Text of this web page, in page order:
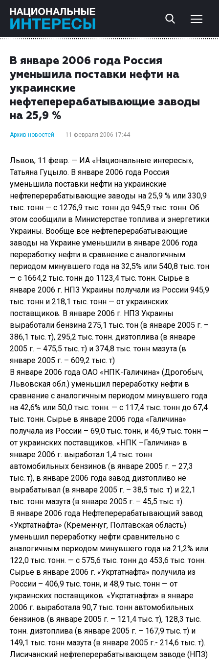
В январе 2006 года Россия
уменьшила поставки нефти на
украинские
нефтеперерабатывающие заводы
на 25,9 %
Архив новостей 11 февраля 2006 17:44
Львов, 11 февр. — ИА «Национальные интересы»,
Татьяна Гуцыло. В январе 2006 года Россия
уменьшила поставки нефти на украинские
нефтеперерабатывающие заводы на 25,9 % или 330,9
тыс. тонн — с 1276,9 тыс. тонн до 945,9 тыс. тонн. Об
этом сообщили в Министерстве топлива и энергетики
Украины. Вообще все нефтеперерабатывающие
заводы на Украине уменьшили в январе 2006 года
переработку нефти в сравнение с аналогичным
периодом минувшего года на 32,5% или 540,8 тыс. тон
— с 1664,2 тыс. тонн до 1123,4 тыс. тонн. Сырье в
январе 2006 г. НПЗ Украины получали из России 945,9
тыс. тонн и 218,1 тыс. тонн — от украинских
поставщиков. В январе 2006 г. НПЗ Украины
выработали бензина 275,1 тыс. тон (в январе 2005 г. –
386,1 тыс. т), 295,2 тыс. тонн. дизтоплива (в январе
2005 г. – 475,5 тыс. т) и 374,8 тыс. тонн мазута (в
январе 2005 г. – 609,2 тыс. т)
В январе 2006 года ОАО «НПК-Галичина» (Дрогобыч,
Львовская обл.) уменьшил переработку нефти в
сравнение с аналогичным периодом минувшего года
на 42,6% или 50,0 тыс. тонн. — с 117,4 тыс. тонн до 67,4
тыс. тонн. Сырье в январе 2006 года «Галичина»
получала из России – 69,0 тыс. тонн, и 46,9 тыс. тонн —
от украинских поставщиков. «НПК –Галичина» в
январе 2006 г. выработал 1,4 тыс. тонн
автомобильных бензинов (в январе 2005 г. – 27,3
тыс. т), в январе 2006 года завод дизтопливо не
вырабатывал (в январе 2005 г. – 38,5 тыс. т) и 22,1
тыс. тонн мазута (в январе 2005 г. – 45,5 тыс. т).
В январе 2006 года Нефтеперерабатывающий завод
«Укртатнафта» (Кременчуг, Полтавская область)
уменьшил переработку нефти сравнительно с
аналогичным периодом минувшего года на 21,2% или
122,0 тыс. тонн. — с 575,6 тыс. тонн до 453,6 тыс. тонн.
Сырье в январе 2006 г. «Укртатнафта» получила из
России – 406,9 тыс. тонн, и 48,9 тыс. тонн — от
украинских поставщиков. «Укртатнафта» в январе
2006 г. выработала 90,7 тыс. тонн автомобильных
бензинов (в январе 2005 г. – 121,4 тыс. т), 128,3 тыс.
тонн. дизтоплива (в январе 2005 г. – 167,9 тыс. т) и
149,1 тыс. тонн мазута (в январе 2005 г.- 214,6 тыс. т).
Лисичанский нефтеперерабатывающем заводе (НПЗ)